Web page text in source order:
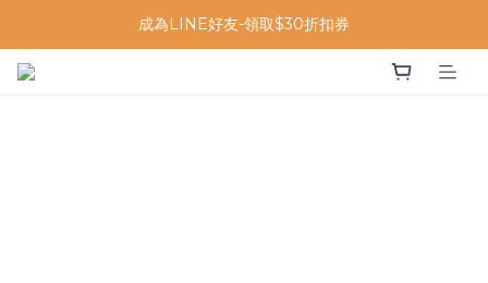
成為LINE好友-領取$30折扣券